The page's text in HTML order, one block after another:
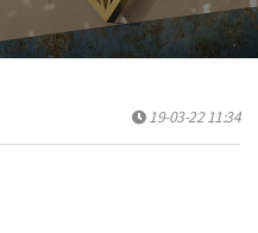
19-03-22 11:34